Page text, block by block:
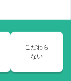
こだわら
ない